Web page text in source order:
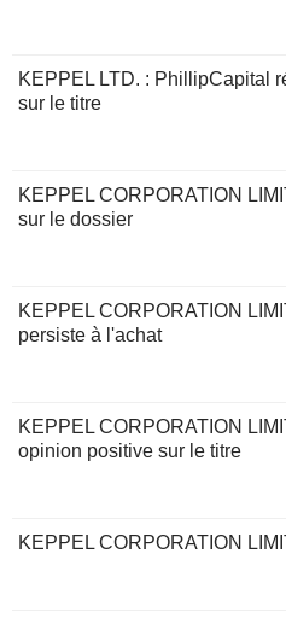
KEPPEL LTD. : PhillipCapital
sur le titre
KEPPEL CORPORATION
sur le dossier
KEPPEL CORPORATION
persiste à l'achat
KEPPEL CORPORATION
opinion positive sur le titre
KEPPEL CORPORATION